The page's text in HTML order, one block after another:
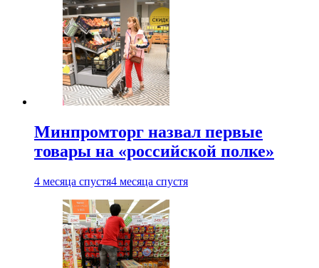
Минпромторг назвал первые
товары на «российской полке»
4 месяца спустя4 месяца спустя